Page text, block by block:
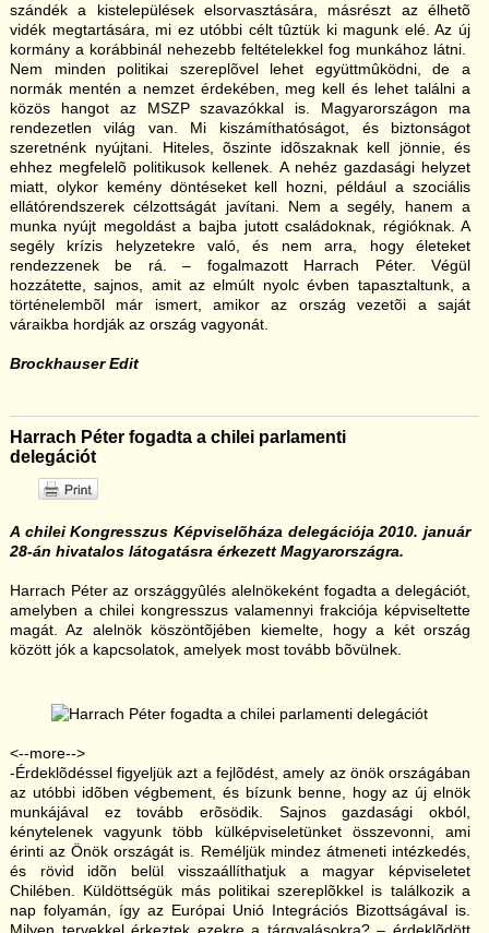
szándék a kistelepülések elsorvasztására, másrészt az élhetõ
vidék megtartására, mi ez utóbbi célt tûztük ki magunk elé. Az új
kormány a korábbinál nehezebb feltételekkel fog munkához látni.
Nem minden politikai szereplõvel lehet együttmûködni, de a
normák mentén a nemzet érdekében, meg kell és lehet találni a
közös hangot az MSZP szavazókkal is. Magyarországon ma
rendezetlen világ van. Mi kiszámíthatóságot, és biztonságot
szeretnénk nyújtani. Hiteles, õszinte idõszaknak kell jönnie, és
ehhez megfelelõ politikusok kellenek. A nehéz gazdasági helyzet
miatt, olykor kemény döntéseket kell hozni, például a szociális
ellátórendszerek célzottságát javítani. Nem a segély, hanem a
munka nyújt megoldást a bajba jutott családoknak, régióknak. A
segély krízis helyzetekre való, és nem arra, hogy életeket
rendezzenek be rá. – fogalmazott Harrach Péter. Végül
hozzátette, sajnos, amit az elmúlt nyolc évben tapasztaltunk, a
történelembõl már ismert, amikor az ország vezetõi a saját
váraikba hordják az ország vagyonát.
Brockhauser Edit
Harrach Péter fogadta a chilei parlamenti
delegációt
A chilei Kongresszus Képviselõháza delegációja 2010. január
28-án hivatalos látogatásra érkezett Magyarországra.
Harrach Péter az országgyûlés alelnökeként fogadta a delegációt,
amelyben a chilei kongresszus valamennyi frakciója képviseltette
magát. Az alelnök köszöntõjében kiemelte, hogy a két ország
között jók a kapcsolatok, amelyek most tovább bõvülnek.
<--more-->
-Érdeklõdéssel figyeljük azt a fejlõdést, amely az önök országában
az utóbbi idõben végbement, és bízunk benne, hogy az új elnök
munkájával ez tovább erõsödik. Sajnos gazdasági okból,
kénytelenek vagyunk több külképviseletünket összevonni, ami
érinti az Önök országát is. Reméljük mindez átmeneti intézkedés,
és rövid idõn belül visszaállíthatjuk a magyar képviseletet
Chilében. Küldöttségük más politikai szereplõkkel is találkozik a
nap folyamán, így az Európai Unió Integrációs Bizottságával is.